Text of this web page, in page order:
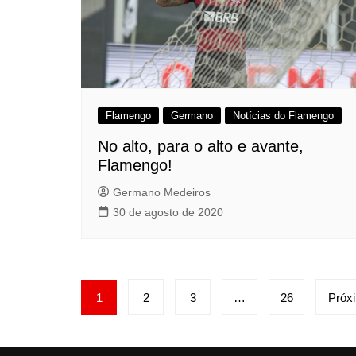
Flamengo Germano Notícias do Flamengo
No alto, para o alto e avante,
Flamengo!
Germano Medeiros
30 de agosto de 2020
Paginação
de
1 2 3 … 26